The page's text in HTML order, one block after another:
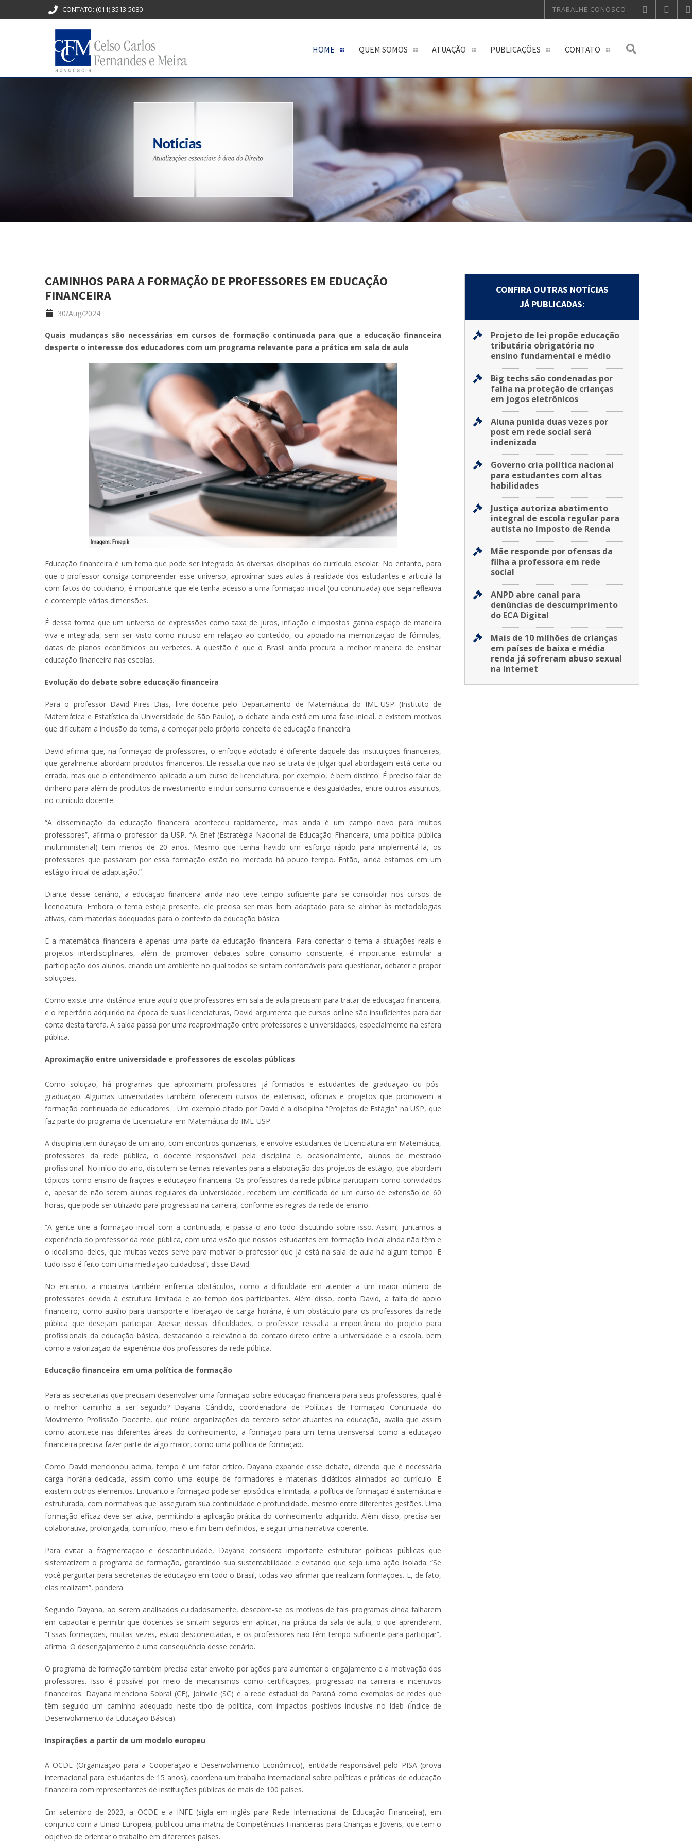
CONTATO: (011) 3513-5080 TRABALHE CONOSCO
HOME QUEM SOMOS ATUAÇÃO PUBLICAÇÕES CONTATO
CAMINHOS PARA A FORMAÇÃO DE PROFESSORES EM EDUCAÇÃO
FINANCEIRA
30/Aug/2024
Quais mudanças são necessárias em cursos de formação continuada para que a educação financeira
desperte o interesse dos educadores com um programa relevante para a prática em sala de aula
Educação financeira é um tema que pode ser integrado às diversas disciplinas do currículo escolar. No entanto, para
que o professor consiga compreender esse universo, aproximar suas aulas à realidade dos estudantes e articulá-la
com fatos do cotidiano, é importante que ele tenha acesso a uma formação inicial (ou continuada) que seja reflexiva
e contemple várias dimensões.
É dessa forma que um universo de expressões como taxa de juros, inflação e impostos ganha espaço de maneira
viva e integrada, sem ser visto como intruso em relação ao conteúdo, ou apoiado na memorização de fórmulas,
datas de planos econômicos ou verbetes. A questão é que o Brasil ainda procura a melhor maneira de ensinar
educação financeira nas escolas.
Evolução do debate sobre educação financeira
Para o professor David Pires Dias, livre-docente pelo Departamento de Matemática do IME-USP (Instituto de
Matemática e Estatística da Universidade de São Paulo), o debate ainda está em uma fase inicial, e existem motivos
que dificultam a inclusão do tema, a começar pelo próprio conceito de educação financeira.
David afirma que, na formação de professores, o enfoque adotado é diferente daquele das instituições financeiras,
que geralmente abordam produtos financeiros. Ele ressalta que não se trata de julgar qual abordagem está certa ou
errada, mas que o entendimento aplicado a um curso de licenciatura, por exemplo, é bem distinto. É preciso falar de
dinheiro para além de produtos de investimento e incluir consumo consciente e desigualdades, entre outros assuntos,
no currículo docente.
“A disseminação da educação financeira aconteceu rapidamente, mas ainda é um campo novo para muitos
professores”, afirma o professor da USP. “A Enef (Estratégia Nacional de Educação Financeira, uma política pública
multiministerial) tem menos de 20 anos. Mesmo que tenha havido um esforço rápido para implementá-la, os
professores que passaram por essa formação estão no mercado há pouco tempo. Então, ainda estamos em um
estágio inicial de adaptação.”
Diante desse cenário, a educação financeira ainda não teve tempo suficiente para se consolidar nos cursos de
licenciatura. Embora o tema esteja presente, ele precisa ser mais bem adaptado para se alinhar às metodologias
ativas, com materiais adequados para o contexto da educação básica.
E a matemática financeira é apenas uma parte da educação financeira. Para conectar o tema a situações reais e
projetos interdisciplinares, além de promover debates sobre consumo consciente, é importante estimular a
participação dos alunos, criando um ambiente no qual todos se sintam confortáveis para questionar, debater e propor
soluções.
Como existe uma distância entre aquilo que professores em sala de aula precisam para tratar de educação financeira,
e o repertório adquirido na época de suas licenciaturas, David argumenta que cursos online são insuficientes para dar
conta desta tarefa. A saída passa por uma reaproximação entre professores e universidades, especialmente na esfera
pública.
Aproximação entre universidade e professores de escolas públicas
Como solução, há programas que aproximam professores já formados e estudantes de graduação ou pós-
graduação. Algumas universidades também oferecem cursos de extensão, oficinas e projetos que promovem a
formação continuada de educadores. . Um exemplo citado por David é a disciplina “Projetos de Estágio” na USP, que
faz parte do programa de Licenciatura em Matemática do IME-USP.
A disciplina tem duração de um ano, com encontros quinzenais, e envolve estudantes de Licenciatura em Matemática,
professores da rede pública, o docente responsável pela disciplina e, ocasionalmente, alunos de mestrado
profissional. No início do ano, discutem-se temas relevantes para a elaboração dos projetos de estágio, que abordam
tópicos como ensino de frações e educação financeira. Os professores da rede pública participam como convidados
e, apesar de não serem alunos regulares da universidade, recebem um certificado de um curso de extensão de 60
horas, que pode ser utilizado para progressão na carreira, conforme as regras da rede de ensino.
“A gente une a formação inicial com a continuada, e passa o ano todo discutindo sobre isso. Assim, juntamos a
experiência do professor da rede pública, com uma visão que nossos estudantes em formação inicial ainda não têm e
o idealismo deles, que muitas vezes serve para motivar o professor que já está na sala de aula há algum tempo. E
tudo isso é feito com uma mediação cuidadosa”, disse David.
No entanto, a iniciativa também enfrenta obstáculos, como a dificuldade em atender a um maior número de
professores devido à estrutura limitada e ao tempo dos participantes. Além disso, conta David, a falta de apoio
financeiro, como auxílio para transporte e liberação de carga horária, é um obstáculo para os professores da rede
pública que desejam participar. Apesar dessas dificuldades, o professor ressalta a importância do projeto para
profissionais da educação básica, destacando a relevância do contato direto entre a universidade e a escola, bem
como a valorização da experiência dos professores da rede pública.
Educação financeira em uma política de formação
Para as secretarias que precisam desenvolver uma formação sobre educação financeira para seus professores, qual é
o melhor caminho a ser seguido? Dayana Cândido, coordenadora de Políticas de Formação Continuada do
Movimento Profissão Docente, que reúne organizações do terceiro setor atuantes na educação, avalia que assim
como acontece nas diferentes áreas do conhecimento, a formação para um tema transversal como a educação
financeira precisa fazer parte de algo maior, como uma política de formação.
Como David mencionou acima, tempo é um fator crítico. Dayana expande esse debate, dizendo que é necessária
carga horária dedicada, assim como uma equipe de formadores e materiais didáticos alinhados ao currículo. E
existem outros elementos. Enquanto a formação pode ser episódica e limitada, a política de formação é sistemática e
estruturada, com normativas que asseguram sua continuidade e profundidade, mesmo entre diferentes gestões. Uma
formação eficaz deve ser ativa, permitindo a aplicação prática do conhecimento adquirido. Além disso, precisa ser
colaborativa, prolongada, com início, meio e fim bem definidos, e seguir uma narrativa coerente.
Para evitar a fragmentação e descontinuidade, Dayana considera importante estruturar políticas públicas que
sistematizem o programa de formação, garantindo sua sustentabilidade e evitando que seja uma ação isolada. “Se
você perguntar para secretarias de educação em todo o Brasil, todas vão afirmar que realizam formações. E, de fato,
elas realizam”, pondera.
Segundo Dayana, ao serem analisados cuidadosamente, descobre-se os motivos de tais programas ainda falharem
em capacitar e permitir que docentes se sintam seguros em aplicar, na prática da sala de aula, o que aprenderam.
“Essas formações, muitas vezes, estão desconectadas, e os professores não têm tempo suficiente para participar”,
afirma. O desengajamento é uma consequência desse cenário.
O programa de formação também precisa estar envolto por ações para aumentar o engajamento e a motivação dos
professores. Isso é possível por meio de mecanismos como certificações, progressão na carreira e incentivos
financeiros. Dayana menciona Sobral (CE), Joinville (SC) e a rede estadual do Paraná como exemplos de redes que
têm seguido um caminho adequado neste tipo de política, com impactos positivos inclusive no Ideb (Índice de
Desenvolvimento da Educação Básica).
Inspirações a partir de um modelo europeu
A OCDE (Organização para a Cooperação e Desenvolvimento Econômico), entidade responsável pelo PISA (prova
internacional para estudantes de 15 anos), coordena um trabalho internacional sobre políticas e práticas de educação
financeira com representantes de instituições públicas de mais de 100 países.
Em setembro de 2023, a OCDE e a INFE (sigla em inglês para Rede Internacional de Educação Financeira), em
conjunto com a União Europeia, publicou uma matriz de Competências Financeiras para Crianças e Jovens, que tem o
objetivo de orientar o trabalho em diferentes países.
CONFIRA OUTRAS NOTÍCIAS
JÁ PUBLICADAS:
Projeto de lei propõe educação
tributária obrigatória no
ensino fundamental e médio
Big techs são condenadas por
falha na proteção de crianças
em jogos eletrônicos
Aluna punida duas vezes por
post em rede social será
indenizada
Governo cria política nacional
para estudantes com altas
habilidades
Justiça autoriza abatimento
integral de escola regular para
autista no Imposto de Renda
Mãe responde por ofensas da
filha a professora em rede
social
ANPD abre canal para
denúncias de descumprimento
do ECA Digital
Mais de 10 milhões de crianças
em países de baixa e média
renda já sofreram abuso sexual
na internet